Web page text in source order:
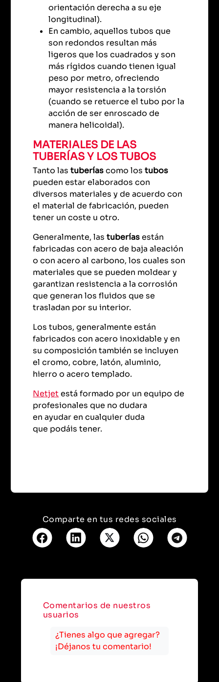
orientación derecha a su eje
longitudinal).
En cambio, aquellos tubos que
son redondos resultan más
ligeros que los cuadrados y son
más rígidos cuando tienen igual
peso por metro, ofreciendo
mayor resistencia a la torsión
(cuando se retuerce el tubo por la
acción de ser enroscado de
manera helicoidal).
MATERIALES DE LAS
TUBERÍAS Y LOS TUBOS
Tanto lastuberíascomo lostubos
pueden estar elaborados con
diversos materiales y de acuerdo con
el material de fabricación, pueden
tener un coste u otro.
Generalmente, lastuberíasestán
fabricadas con acero de baja aleación
o con acero al carbono, los cuales son
materiales que se pueden moldear y
garantizan resistencia a la corrosión
que generan los fluidos que se
trasladan por su interior.
Los tubos, generalmente están
fabricados con acero inoxidable y en
su composición también se incluyen
el cromo, cobre, latón, aluminio,
hierro o acero templado.
Netjetestá formado por un equipo de
profesionales que no dudara
en ayudar en cualquier duda
que podáis tener.
Comparte en tus redes sociales
Comentarios de nuestros
usuarios
¿Tienes algo que agregar?
¡Déjanos tu comentario!